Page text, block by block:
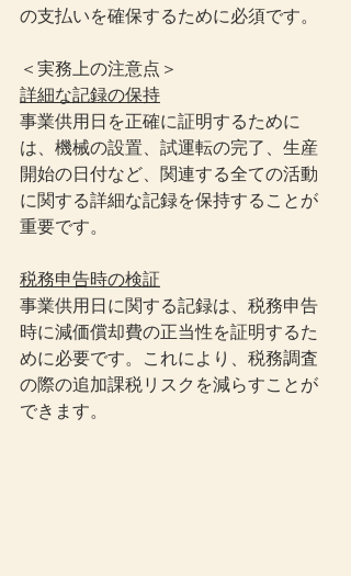
の支払いを確保するために必須です。
＜実務上の注意点＞
詳細な記録の保持
事業供用日を正確に証明するために
は、機械の設置、試運転の完了、生産
開始の日付など、関連する全ての活動
に関する詳細な記録を保持することが
重要です。
税務申告時の検証
事業供用日に関する記録は、税務申告
時に減価償却費の正当性を証明するた
めに必要です。これにより、税務調査
の際の追加課税リスクを減らすことが
できます。